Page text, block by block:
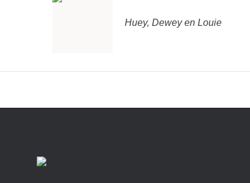
Huey, Dewey en Louie